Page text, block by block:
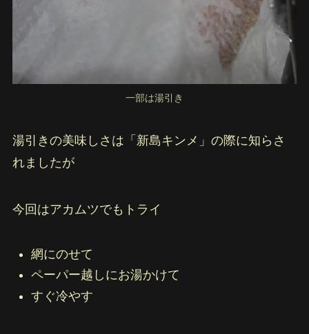
一部は湯引き
湯引きの美味しさは「新島キンメ」の際に知らさ
れましたが
今回はアカムツでもトライ
網にのせて
ペーパー越しにお湯かけて
すぐ冷やす